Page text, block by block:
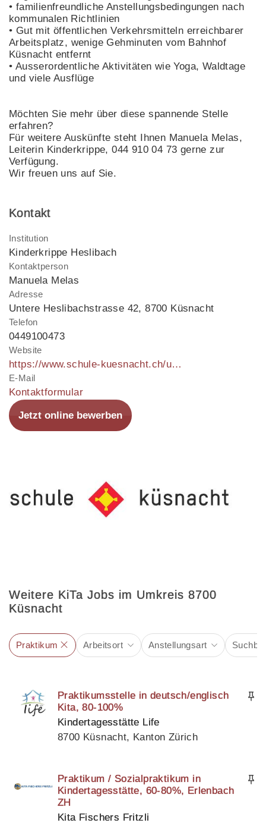
• familienfreundliche Anstellungsbedingungen nach
kommunalen Richtlinien
• Gut mit öffentlichen Verkehrsmitteln erreichbarer
Arbeitsplatz, wenige Gehminuten vom Bahnhof
Küsnacht entfernt
• Ausserordentliche Aktivitäten wie Yoga, Waldtage
und viele Ausflüge
Möchten Sie mehr über diese spannende Stelle
erfahren?
Für weitere Auskünfte steht Ihnen Manuela Melas,
Leiterin Kinderkrippe, 044 910 04 73 gerne zur
Verfügung.
Wir freuen uns auf Sie.
Kontakt
Institution
Kinderkrippe Heslibach
Kontaktperson
Manuela Melas
Adresse
Untere Heslibachstrasse 42,8700 Küsnacht
Telefon
0449100473
Website
https://www.schule-kuesnacht.ch/ueber-uns/schulergaenzende-angebote/kinderkrippe-heslibach/p-350/
E-Mail
Kontaktformular
Jetzt online bewerben
Weitere KiTa Jobs im Umkreis 8700
Küsnacht
Praktikum Arbeitsort Anstellungsart
Praktikumsstelle in deutsch/englisch
Kita, 80-100%
Kindertagesstätte Life
8700 Küsnacht, Kanton Zürich
Praktikum / Sozialpraktikum in
Kindertagesstätte, 60-80%, Erlenbach
ZH
Kita Fischers Fritzli